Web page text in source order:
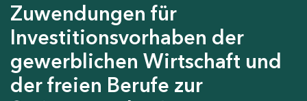
Zuwendungen für
Investitionsvorhaben der
gewerblichen Wirtschaft und
der freien Berufe zur